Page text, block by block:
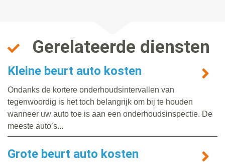
Gerelateerde diensten
Kleine beurt auto kosten
Ondanks de kortere onderhoudsintervallen van
tegenwoordig is het toch belangrijk om bij te houden
wanneer uw auto toe is aan een onderhoudsinspectie. De
meeste auto’s...
Grote beurt auto kosten